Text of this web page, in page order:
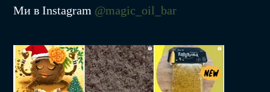
Ми в Instagram @magic_oil_bar